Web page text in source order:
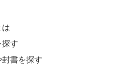
探す
封書を探す